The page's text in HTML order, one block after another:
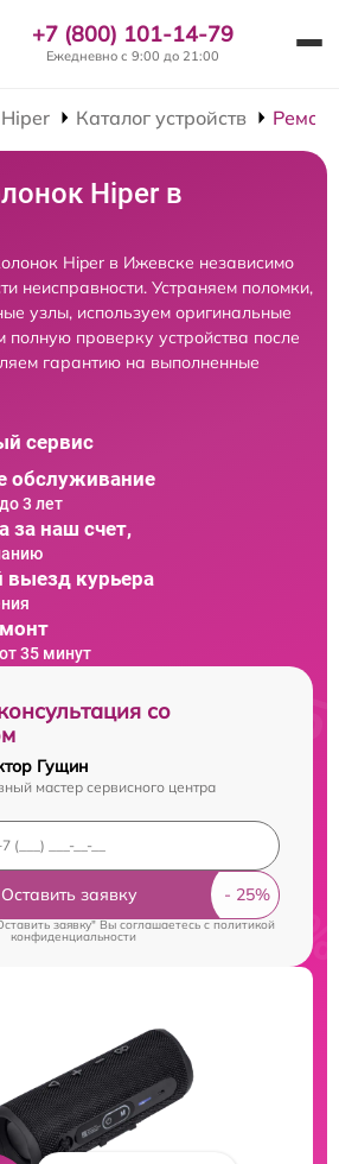
+7 (800) 101-14-79
Ежедневно с 9:00 до 21:00
Каталог устройств
Hiper в
Hiper в Ижевске независимо
неисправности. Устраняем поломки,
узлы, используем оригинальные
полную проверку устройства после
гарантию на выполненные
сервис
обслуживание
3 лет
за наш счет,
выезд курьера
35 минут
со
Гущин
мастер сервисного центра
Оставить заявку
заявку" Вы соглашаетесь cполитикой
конфиденциальности